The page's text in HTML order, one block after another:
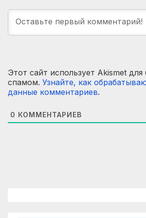
Этот сайт использует Akismet
спамом. Узнайте, как
данные комментариев.
0 КОММЕНТАРИЕВ